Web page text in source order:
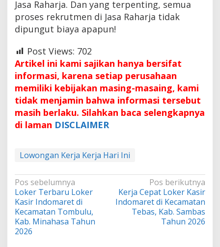
Jasa Raharja. Dan yang terpenting, semua
proses rekrutmen di Jasa Raharja tidak
dipungut biaya apapun!
Post Views: 702
Artikel ini kami sajikan hanya bersifat
informasi, karena setiap perusahaan
memiliki kebijakan masing-masaing, kami
tidak menjamin bahwa informasi tersebut
masih berlaku. Silahkan baca selengkapnya
di laman DISCLAIMER
Lowongan Kerja Kerja Hari Ini
Navigasi
pos
Pos sebelumnya
Loker Terbaru Loker
Kasir Indomaret di
Kecamatan Tombulu,
Kab. Minahasa Tahun
2026
Pos berikutnya
Kerja Cepat Loker Kasir
Indomaret di Kecamatan
Tebas, Kab. Sambas
Tahun 2026